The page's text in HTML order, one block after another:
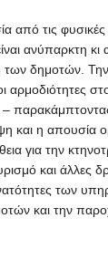
από τις
ανύπαρκτη κι
δημοτών. Την
αρμοδιότητες
και η απουσία
για την
και άλλες
των
και την